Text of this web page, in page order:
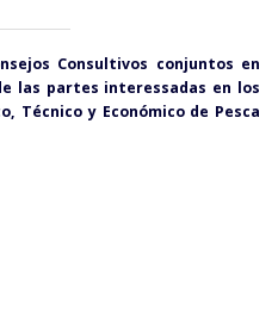
Consultivos conjuntos en
las partes interessadas en los
Técnico y Económico de Pesca